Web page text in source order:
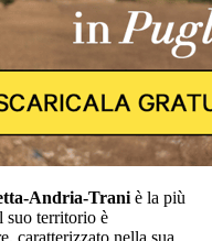
Andria-Trani è la più
suo territorio è
caratterizzato nella sua